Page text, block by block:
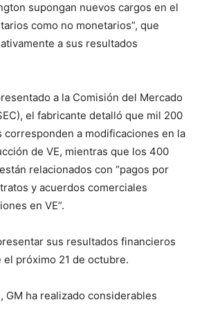
supongan nuevos cargos en el
como no monetarios”, que
a sus resultados
a la Comisión del Mercado
el fabricante detalló que mil 200
corresponden a modificaciones en la
de VE, mientras que los 400
relacionados con “pagos por
y acuerdos comerciales
en VE”.
sus resultados financieros
próximo 21 de octubre.
GM ha realizado considerables